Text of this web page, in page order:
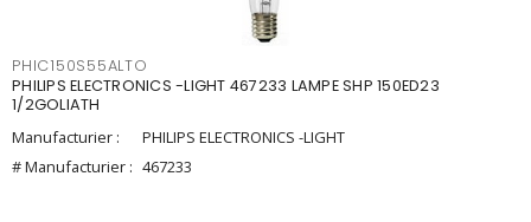
PHIC150S55ALTO
PHILIPS ELECTRONICS -LIGHT 467233 LAMPE SHP 150ED23
1/2GOLIATH
Manufacturier :
PHILIPS ELECTRONICS -LIGHT
# Manufacturier : 467233